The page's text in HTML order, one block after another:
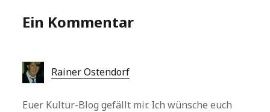
Ein Kommentar
Rainer Ostendorf
Euer Kultur-Blog gefällt mir. Ich wünsche euch